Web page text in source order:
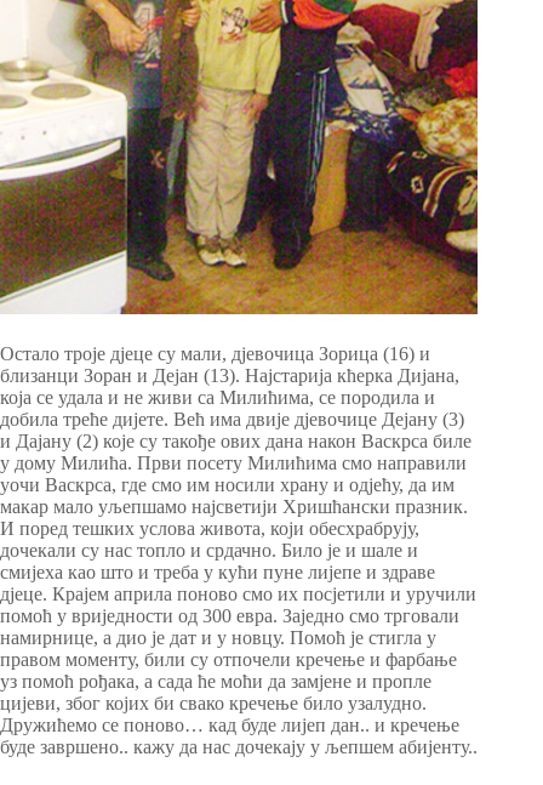
Остало троје дјеце су мали, дјевочица Зорица (16) и
близанци Зоран и Дејан (13). Најстарија кћерка Дијана,
која се удала и не живи са Милићима, се породила и
добила треће дијете. Већ има двије дјевочице Дејану (3)
и Дајану (2) које су такође ових дана након Васкрса биле
у дому Милића. Први посету Милићима смо направили
уочи Васкрса, где смо им носили храну и одјећу, да им
макар мало уљепшамо најсветији Хришћански празник.
И поред тешких услова живота, који обесхрабрују,
дочекали су нас топло и срдачно. Било је и шале и
смијеха као што и треба у кући пуне лијепе и здраве
дјеце. Крајем априла поново смо их посјетили и уручили
помоћ у вриједности од 300 евра. Заједно смо трговали
намирнице, а дио је дат и у новцу. Помоћ је стигла у
правом моменту, били су отпочели кречење и фарбање
уз помоћ рођака, а сада ће моћи да замјене и пропле
цијеви, због којих би свако кречење било узалудно.
Дружићемо се поново… кад буде лијеп дан.. и кречење
буде завршено.. кажу да нас дочекају у љепшем абијенту..